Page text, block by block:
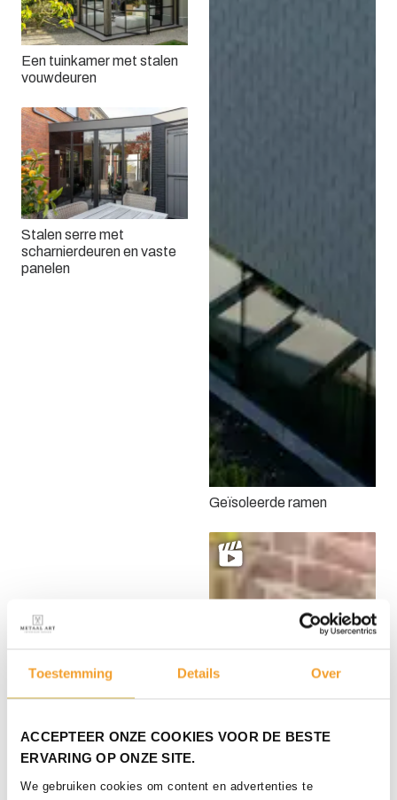
Toestemming Details Over
ACCEPTEER ONZE COOKIES VOOR DE BESTE
ERVARING OP ONZE SITE.
We gebruiken cookies om content en advertenties te
Een tuinkamer met stalen
vouwdeuren
Stalen serre met
scharnierdeuren en vaste
panelen
Geïsoleerde ramen